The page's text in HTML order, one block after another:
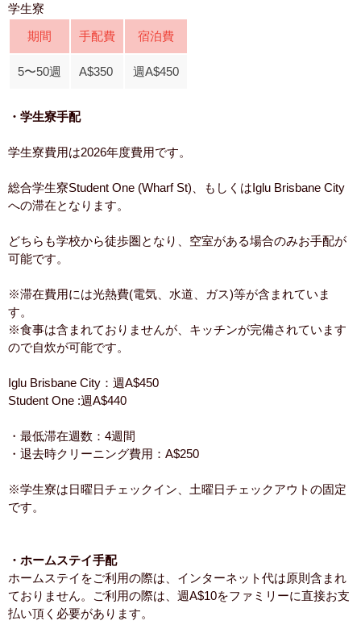
学生寮
期間
手配費 宿泊費
5〜50週 A$350 週A$450
・学生寮手配
学生寮費用は2026年度費用です。
総合学生寮Student One (Wharf St)、もしくはIglu Brisbane City
への滞在となります。
どちらも学校から徒歩圏となり、空室がある場合のみお手配が
可能です。
※滞在費用には光熱費(電気、水道、ガス)等が含まれていま
す。
※食事は含まれておりませんが、キッチンが完備されています
ので自炊が可能です。
Iglu Brisbane City：週A$450
Student One :週A$440
・最低滞在週数：4週間
・退去時クリーニング費用：A$250
※学生寮は日曜日チェックイン、土曜日チェックアウトの固定
です。
・ホームステイ手配
ホームステイをご利用の際は、インターネット代は原則含まれ
ておりません。ご利用の際は、週A$10をファミリーに直接お支
払い頂く必要があります。